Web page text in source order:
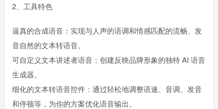
2、工具特色
逼真的合成语音：实现与人声的语调和情感匹配的流畅、发
音自然的文本转语音。
可自定义文本讲述者语音：创建反映品牌形象的独特 AI 语音
生成器。
细化的文本转语音控件：通过轻松地调整语速、音调、发音
和停顿等，为你的方案优化语音输出。